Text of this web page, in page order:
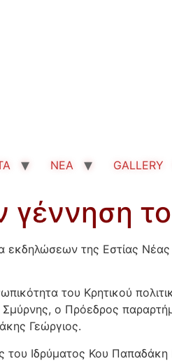
ΝΕΑ GALLERY
γέννηση
εκδηλώσεων της Εστίας
του Κρητικού
ο Πρόεδρος
Γεώργιος.
του Ιδρύματος Κου